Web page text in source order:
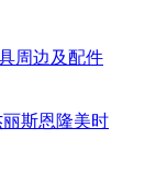
周边及配件
丽斯恩隆美时